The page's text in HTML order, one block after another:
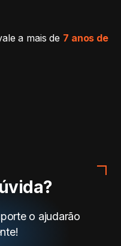
a mais de 7 anos de
o ajudarão